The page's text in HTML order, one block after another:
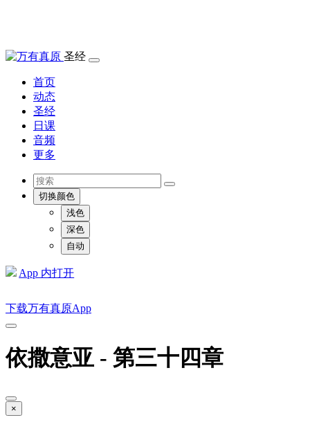
圣经
首页
动态
圣经
日课
音频
更多
切换颜色
浅色
深色
自动
App 内打开
下载万有真原App
依撒意亚 - 第三十四章
×